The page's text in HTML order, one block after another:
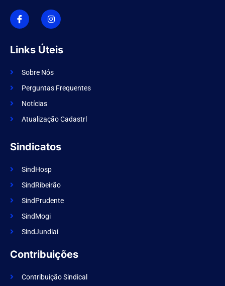
I
c
o
n
f
a
e
o
k
I
n
s
t
g
r
m
Links Úteis
Sobre Nós
Perguntas Frequentes
Notícias
Atualização Cadastrl
Sindicatos
SindHosp
SindRibeirão
SindPrudente
SindMogi
SindJundiaí
Contribuições
Contribuição Sindical